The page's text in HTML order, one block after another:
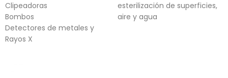
Clipeadoras
Bombos
Detectores de metales y
Rayos X
esterilización de superficies,
aire y agua